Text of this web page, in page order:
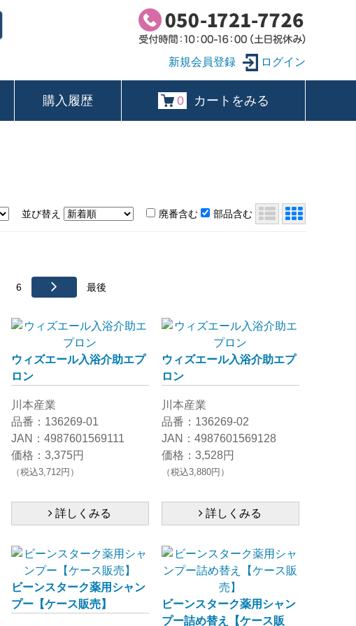
ログイン
購入履歴 0 カートをみる
並び替え 廃番含む 部品含む
6 最後
ウィズエール入浴介助エプ
ロン
川本産業
品番：136269-01
JAN：4987601569111
価格：3,375円
（税込3,712円）
詳しくみる
ウィズエール入浴介助エプ
ロン
川本産業
品番：136269-02
JAN：4987601569128
価格：3,528円
（税込3,880円）
詳しくみる
ビーンスターク薬用シャン
プー【ケース販売】
ビーンスターク薬用シャン
プー詰め替え【ケース販